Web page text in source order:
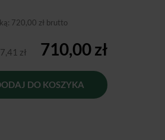
720,00 zł brutto
zł 710,00 zł
DO KOSZYKA